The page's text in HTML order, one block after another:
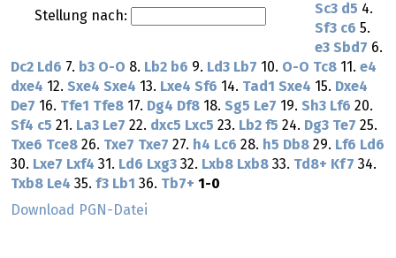
Stellung nach:
Sc3 d5 4.
Sf3 c6 5.
e3 Sbd7 6.
Dc2 Ld6 7. b3 O-O 8. Lb2 b6 9. Ld3 Lb7 10. O-O Tc8 11. e4
dxe4 12. Sxe4 Sxe4 13. Lxe4 Sf6 14. Tad1 Sxe4 15. Dxe4
De7 16. Tfe1 Tfe8 17. Dg4 Df8 18. Sg5 Le7 19. Sh3 Lf6 20.
Sf4 c5 21. La3 Le7 22. dxc5 Lxc5 23. Lb2 f5 24. Dg3 Te7 25.
Txe6 Tce8 26. Txe7 Txe7 27. h4 Lc6 28. h5 Db8 29. Lf6 Ld6
30. Lxe7 Lxf4 31. Ld6 Lxg3 32. Lxb8 Lxb8 33. Td8+ Kf7 34.
Txb8 Le4 35. f3 Lb1 36. Tb7+ 1-0
Download PGN-Datei